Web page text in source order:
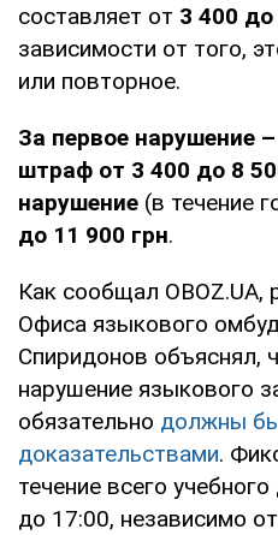
составляет от 3 400 до
зависимости от того,
или повторное.
За первое нарушение –
штраф от 3 400 до 8
нарушение (в течение
до 11 900 грн.
Как сообщал OBOZ.UA,
Офиса языкового
Спиридонов объяснял,
нарушение языкового
обязательно должны
доказательствами.
течение всего
до 17:00, независимо